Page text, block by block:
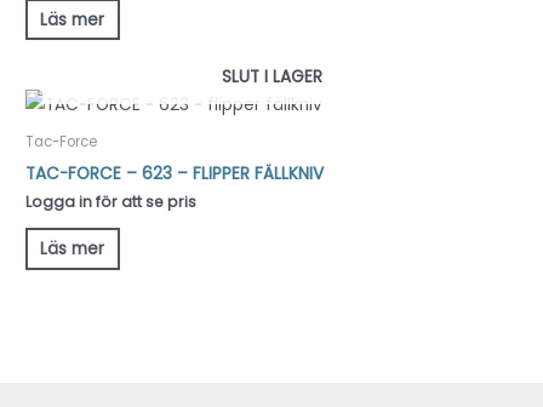
Läs mer
SLUT I LAGER
Tac-Force
TAC-FORCE – 623 – FLIPPER FÄLLKNIV
Logga in för att se pris
Läs mer